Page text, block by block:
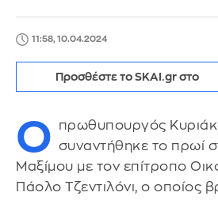
11:58, 10.04.2024
Προσθέστε το SKAI.gr στο
Ο
πρωθυπουργός
συναντήθηκε το πρωί
Μαξίμου με τον επίτροπο
Πάολο Τζεντιλόνι, ο οποίος